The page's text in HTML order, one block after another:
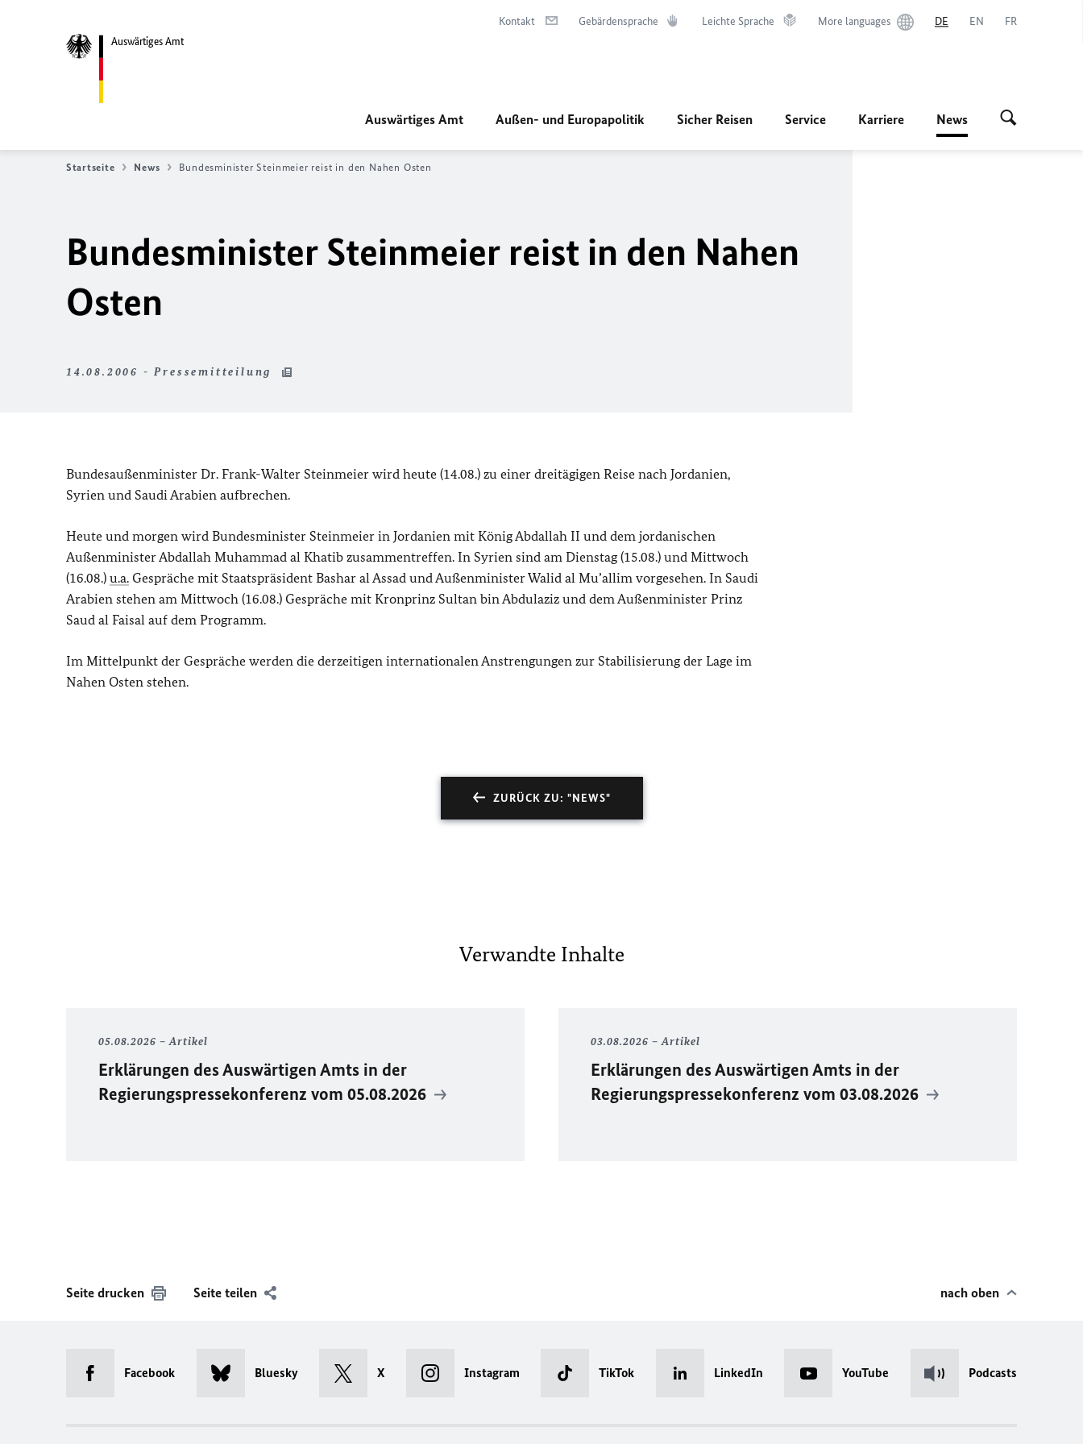
Auswärtiges Amt
Kontakt Gebärdensprache Leichte Sprache More languages DE EN FR
Auswärtiges Amt Außen- und Europapolitik Sicher Reisen Service Karriere News
Startseite News Bundesminister Steinmeier reist in den Nahen Osten
Bundesminister Steinmeier reist in den Nahen
Osten
14.08.2006 - Pressemitteilung
Bundesaußenminister Dr. Frank-Walter Steinmeier wird heute (14.08.) zu einer dreitägigen Reise nach Jordanien,
Syrien und Saudi Arabien aufbrechen.
Heute und morgen wird Bundesminister Steinmeier in Jordanien mit König Abdallah II und dem jordanischen
Außenminister Abdallah Muhammad al Khatib zusammentreffen. In Syrien sind am Dienstag (15.08.) und Mittwoch
(16.08.) u.a. Gespräche mit Staatspräsident Bashar al Assad und Außenminister Walid al Mu’allim vorgesehen. In Saudi
Arabien stehen am Mittwoch (16.08.) Gespräche mit Kronprinz Sultan bin Abdulaziz und dem Außenminister Prinz
Saud al Faisal auf dem Programm.
Im Mittelpunkt der Gespräche werden die derzeitigen internationalen Anstrengungen zur Stabilisierung der Lage im
Nahen Osten stehen.
ZURÜCK ZU: "NEWS"
Verwandte Inhalte
05.08.2026 Artikel
Erklärungen des Auswärtigen Amts in der
Regierungspressekonferenz vom 05.08.2026
03.08.2026 Artikel
Erklärungen des Auswärtigen Amts in der
Regierungspressekonferenz vom 03.08.2026
Seite drucken Seite teilen nach oben
Facebook Bluesky X Instagram TikTok LinkedIn YouTube Podcasts